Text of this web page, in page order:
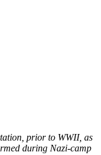
prior to WWII, as
during Nazi-camp